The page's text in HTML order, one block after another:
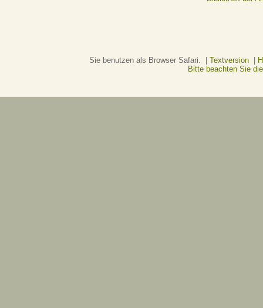
Sie benutzen als Browser Safari. | Textversion|
Bitte beachten Sie